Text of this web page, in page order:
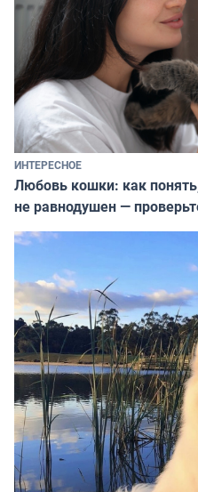
ИНТЕРЕСНОЕ
Любовь кошки: как
не равнодушен —